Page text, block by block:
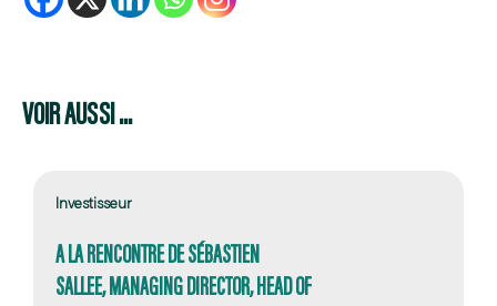
VOIR AUSSI ...
Investisseur
A LA RENCONTRE DE SÉBASTIEN
SALLEE, MANAGING DIRECTOR, HEAD OF